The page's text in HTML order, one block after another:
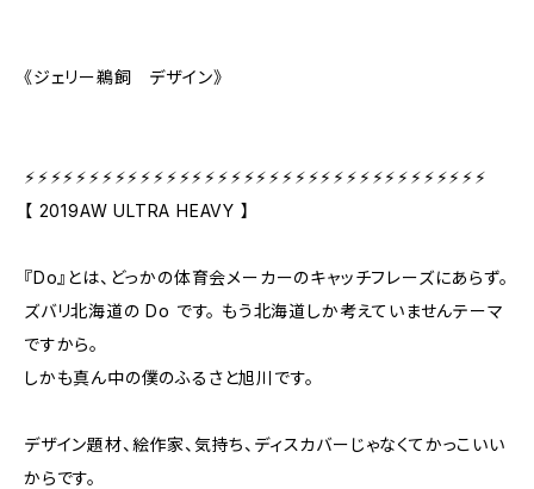
《ジェリー鵜飼 デザイン》
⚡︎⚡︎⚡︎⚡︎⚡︎⚡︎⚡︎⚡︎⚡︎⚡︎⚡︎⚡︎⚡︎⚡︎⚡︎⚡︎⚡︎⚡︎⚡︎⚡︎⚡︎⚡︎⚡︎⚡︎⚡︎⚡︎⚡︎⚡︎⚡︎⚡︎⚡︎⚡︎⚡︎⚡︎⚡︎⚡︎
【 2019AW ULTRA HEAVY 】
『Do』とは、どっかの体育会メーカーのキャッチフレーズにあらず。
ズバリ北海道の Do です。 もう北海道しか考えていませんテーマ
ですから。
しかも真ん中の僕のふるさと旭川です。
デザイン題材、絵作家、気持ち、ディスカバーじゃなくてかっこいい
からです。